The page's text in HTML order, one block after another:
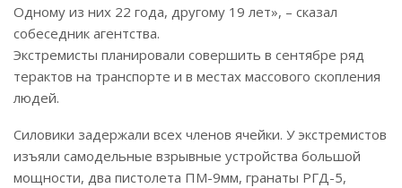
Одному из них 22 года, другому 19 лет», – сказал
собеседник агентства.
Экстремисты планировали совершить в сентябре ряд
терактов на транспорте и в местах массового скопления
людей.
Силовики задержали всех членов ячейки. У экстремистов
изъяли самодельные взрывные устройства большой
мощности, два пистолета ПМ-9мм, гранаты РГД-5,